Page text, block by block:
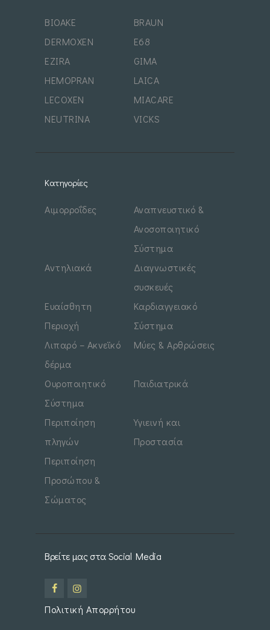
BIOAKE
BRAUN
DERMOXEN
E68
EZIRA
GIMA
HEMOPRAN
LAICA
LECOXEN
MIACARE
NEUTRINA
VICKS
Κατηγορίες
Αιμορροΐδες
Αναπνευστικό &
Ανοσοποιητικό
Σύστημα
Αντηλιακά
Διαγνωστικές
συσκευές
Ευαίσθητη
Περιοχή
Καρδιαγγειακό
Σύστημα
Λιπαρό – Ακνεϊκό
δέρμα
Μύες & Αρθρώσεις
Ουροποιητικό
Σύστημα
Παιδιατρικά
Περιποίηση
πληγών
Υγιεινή και
Προστασία
Περιποίηση
Προσώπου &
Σώματος
Βρείτε μας στα Social Media
Πολιτική Απορρήτου